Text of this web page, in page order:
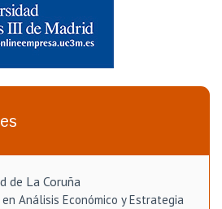
de La Coruña
Análisis Económico y Estrategia